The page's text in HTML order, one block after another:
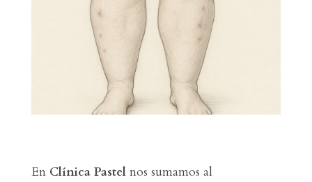
En Clínica Pastelnos sumamos al